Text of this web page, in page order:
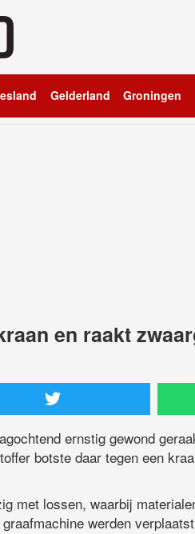
Gelderland Groningen
en raakt
ernstig gewond
botste daar tegen een
met lossen, waarbij
werden